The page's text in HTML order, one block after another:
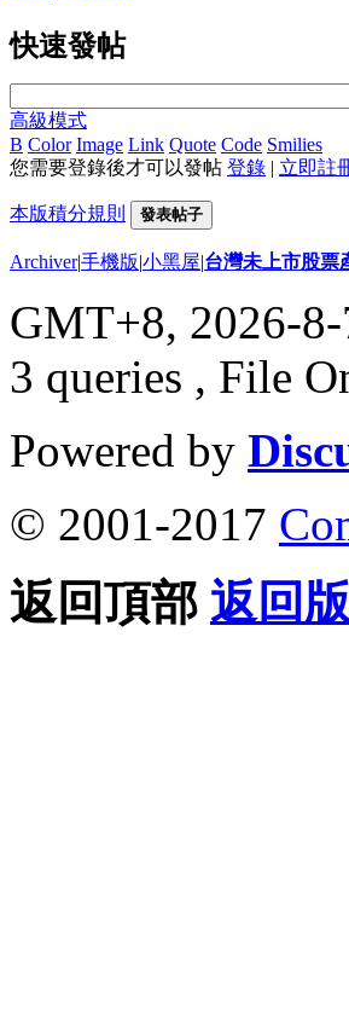
快速發帖
高級模式
B Color Image Link Quote Code Smilies
您需要登錄後才可以發帖 登錄 | 立即註
本版積分規則 發表帖子
Archiver|手機版|小黑屋|台灣未上市股票
GMT+8, 2026-
3 queries , File
Powered by
© 2001-2017
返回頂部 返回